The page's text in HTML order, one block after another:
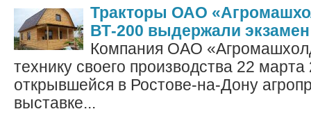
Тракторы ОАО
ВТ-200 выдержали экзамен
Компания ОАО
технику своего производства 22 марта
открывшейся в Ростове-на-Дону
выставке...